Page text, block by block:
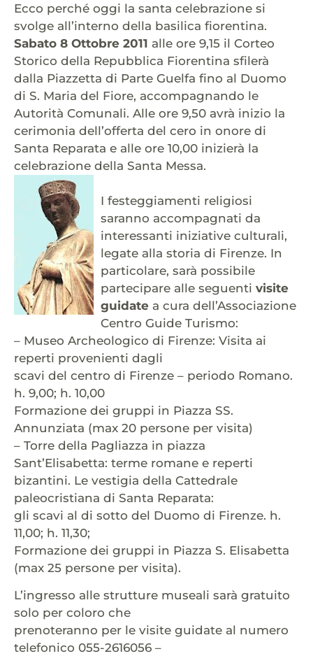
Ecco perché oggi la santa celebrazione si
svolge all’interno della basilica fiorentina.
Sabato 8 Ottobre 2011 alle ore 9,15 il Corteo
Storico della Repubblica Fiorentina sfilerà
dalla Piazzetta di Parte Guelfa fino al Duomo
di S. Maria del Fiore, accompagnando le
Autorità Comunali. Alle ore 9,50 avrà inizio la
cerimonia dell’offerta del cero in onore di
Santa Reparata e alle ore 10,00 inizierà la
celebrazione della Santa Messa.
I festeggiamenti religiosi
saranno accompagnati da
interessanti iniziative culturali,
legate alla storia di Firenze. In
particolare, sarà possibile
partecipare alle seguenti visite
guidate a cura dell’Associazione
Centro Guide Turismo:
– Museo Archeologico di Firenze: Visita ai
reperti provenienti dagli
scavi del centro di Firenze – periodo Romano.
h. 9,00; h. 10,00
Formazione dei gruppi in Piazza SS.
Annunziata (max 20 persone per visita)
– Torre della Pagliazza in piazza
Sant’Elisabetta: terme romane e reperti
bizantini. Le vestigia della Cattedrale
paleocristiana di Santa Reparata:
gli scavi al di sotto del Duomo di Firenze. h.
11,00; h. 11,30;
Formazione dei gruppi in Piazza S. Elisabetta
(max 25 persone per visita).
L’ingresso alle strutture museali sarà gratuito
solo per coloro che
prenoteranno per le visite guidate al numero
telefonico 055-2616056 –